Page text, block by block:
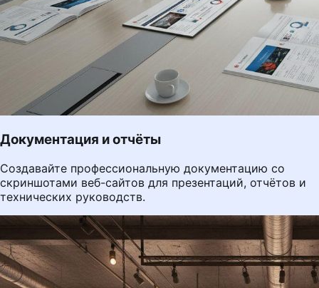
Документация и отчёты
Создавайте профессиональную документацию со
скриншотами веб-сайтов для презентаций, отчётов и
технических руководств.